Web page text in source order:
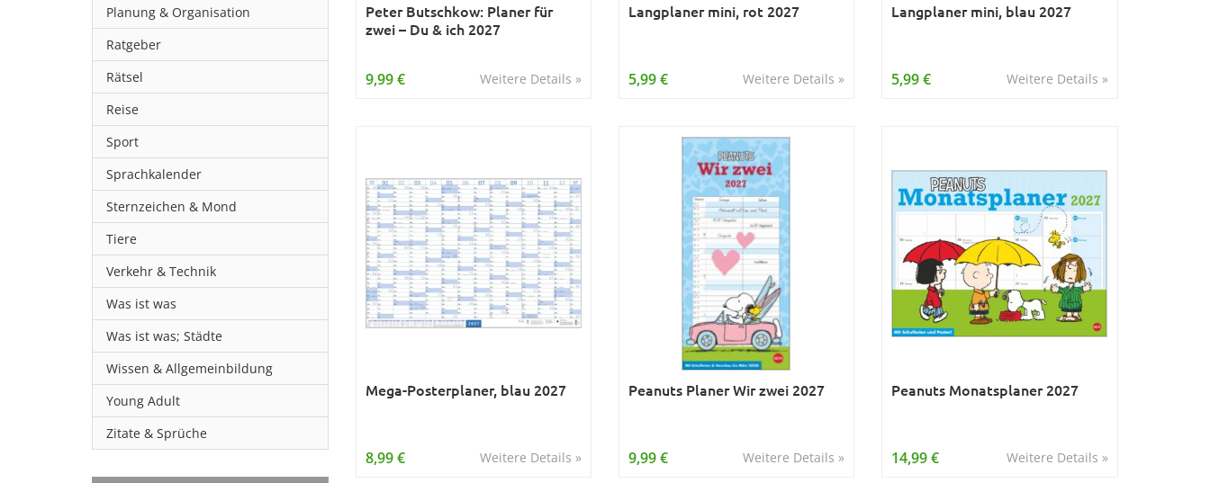
Planung & Organisation
Ratgeber
Rätsel
Reise
Sport
Sprachkalender
Sternzeichen & Mond
Tiere
Verkehr & Technik
Was ist was
Was ist was; Städte
Wissen & Allgemeinbildung
Young Adult
Zitate & Sprüche
Peter Butschkow: Planer für
zwei – Du & ich 2027
Weitere Details »
9,99 €
Langplaner mini, rot 2027
Weitere Details »
5,99 €
Langplaner mini, blau 2027
Weitere Details »
5,99 €
Mega-Posterplaner, blau 2027
Weitere Details »
8,99 €
Peanuts Planer Wir zwei 2027
Weitere Details »
9,99 €
Peanuts Monatsplaner 2027
Weitere Details »
14,99 €